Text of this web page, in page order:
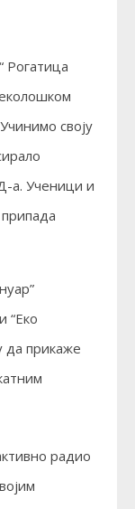
Рогатица
своју
а. Ученици и
“Еко
да прикаже
радио